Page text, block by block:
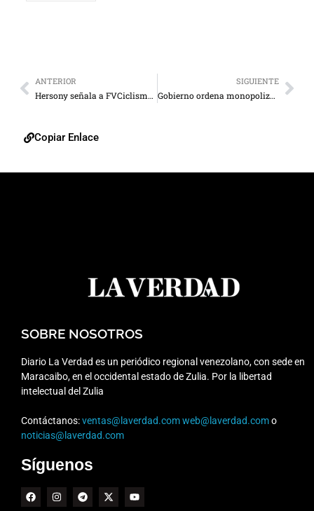
ANTERIOR
Hersony señala a FVCiclismo por muerte de Ochoa
SIGUIENTE
Gobierno ordena monopolizar las colas por comida
Copiar Enlace
SOBRE NOSOTROS
Diario La Verdad es un periódico regional venezolano, con sede en
Maracaibo, en el occidental estado de Zulia. Por la libertad
intelectual del Zulia
Contáctanos:ventas@laverdad.comweb@laverdad.como
noticias@laverdad.com
Síguenos